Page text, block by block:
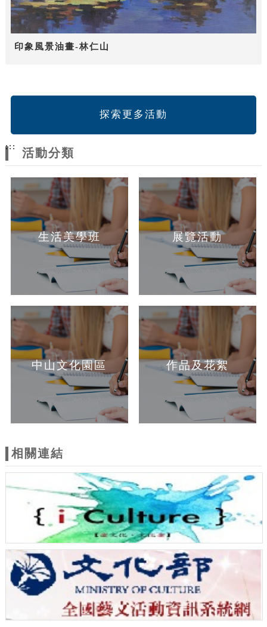
印象風景油畫-林仁山
探索更多活動
:::
活動分類
生活美學班 展覽活動
中山文化園區 作品及花絮
相關連結